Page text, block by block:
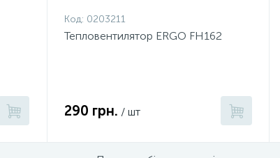
Код: 0203211
Тепловентилятор ERGO FH162
290 грн. / шт